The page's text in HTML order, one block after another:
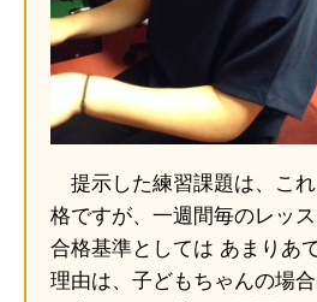
提示した練習課題は、こ
格ですが、一週間毎のレッス
合格基準としては あまりあ
理由は、子どもちゃんの場